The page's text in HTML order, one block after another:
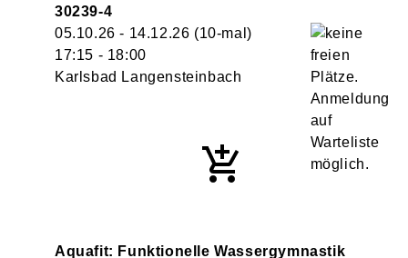
30239-4
05.10.26 - 14.12.26 (10-mal)
17:15 - 18:00
Karlsbad Langensteinbach
Aquafit: Funktionelle Wassergymnastik